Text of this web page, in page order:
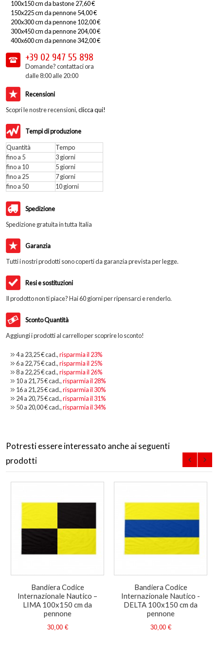
100x150 cm da bastone 27,60 €
150x225 cm da pennone 54,00 €
200x300 cm da pennone 102,00 €
300x450 cm da pennone 204,00 €
400x600 cm da pennone 342,00 €
+39 02 947 55 898
Domande? contattaci ora
dalle 8:00 alle 20:00
Recensioni
Scopri le nostre recensioni,clicca qui!
Tempi di produzione
Quantità
Tempo
fino a 5
3 giorni
fino a 10
5 giorni
fino a 25
7 giorni
fino a 50
10 giorni
Spedizione
Spedizione gratuita in tutta Italia
Garanzia
Tutti i nostri prodotti sono coperti da garanzia prevista per legge.
Resi e sostituzioni
Il prodotto non ti piace? Hai 60 giorni per ripensarci e renderlo.
Sconto Quantità
Aggiungi i prodotti al carrello per scoprire lo sconto!
4 a 23,25 €cad.,risparmia il 23%
6 a 22,75 €cad.,risparmia il 25%
8 a 22,25 €cad.,risparmia il 26%
10 a 21,75 €cad.,risparmia il 28%
16 a 21,25 €cad.,risparmia il 30%
24 a 20,75 €cad.,risparmia il 31%
50 a 20,00 €cad.,risparmia il 34%
Potresti essere interessato anche ai seguenti
prodotti
Bandiera Codice
Internazionale Nautico –
LIMA 100x150 cm da
pennone
30,00 €
Bandiera Codice
Internazionale Nautico -
DELTA 100x150 cm da
pennone
30,00 €